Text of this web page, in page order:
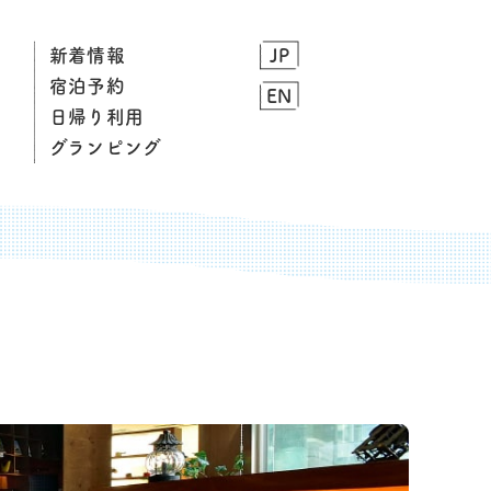
新着情報
宿泊予約
日帰り利用
グランピング
JP
EN